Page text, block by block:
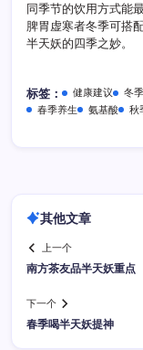
同季节的饮用方式能
脾胃虚寒者冬季可搭
半天妖的四季之妙。
标签： 健康建议 冬
春季养生
氨基酸 秋
其他文章
上一个
南方茶友品半天妖重点
下一个
春季喝半天妖提神